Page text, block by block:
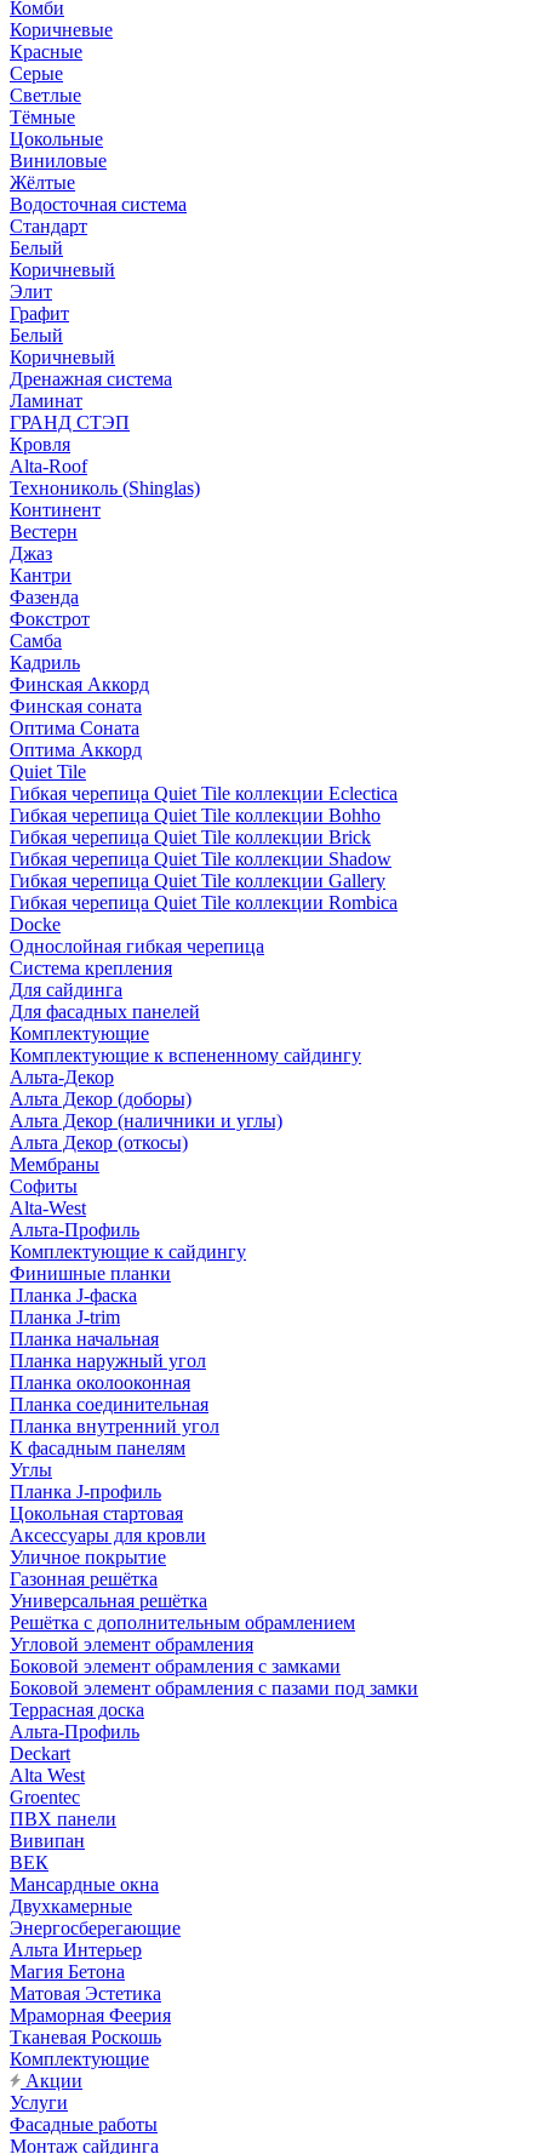
Комби
Коричневые
Красные
Серые
Светлые
Тёмные
Цокольные
Виниловые
Жёлтые
Водосточная система
Стандарт
Белый
Коричневый
Элит
Графит
Белый
Коричневый
Дренажная система
Ламинат
ГРАНД СТЭП
Кровля
Alta-Roof
Технониколь (Shinglas)
Континент
Вестерн
Джаз
Кантри
Фазенда
Фокстрот
Самба
Кадриль
Финская Аккорд
Финская соната
Оптима Соната
Оптима Аккорд
Quiet Tile
Гибкая черепица Quiet Tile коллекции Eclectica
Гибкая черепица Quiet Tile коллекции Bohho
Гибкая черепица Quiet Tile коллекции Brick
Гибкая черепица Quiet Tile коллекции Shadow
Гибкая черепица Quiet Tile коллекции Gallery
Гибкая черепица Quiet Tile коллекции Rombica
Docke
Однослойная гибкая черепица
Система крепления
Для сайдинга
Для фасадных панелей
Комплектующие
Комплектующие к вспененному сайдингу
Альта-Декор
Альта Декор (доборы)
Альта Декор (наличники и углы)
Альта Декор (откосы)
Мембраны
Софиты
Alta-West
Альта-Профиль
Комплектующие к сайдингу
Финишные планки
Планка J-фаска
Планка J-trim
Планка начальная
Планка наружный угол
Планка околооконная
Планка соединительная
Планка внутренний угол
К фасадным панелям
Углы
Планка J-профиль
Цокольная стартовая
Аксессуары для кровли
Уличное покрытие
Газонная решётка
Универсальная решётка
Решётка с дополнительным обрамлением
Угловой элемент обрамления
Боковой элемент обрамления с замками
Боковой элемент обрамления с пазами под замки
Террасная доска
Альта-Профиль
Deckart
Alta West
Groentec
ПВХ панели
Вивипан
ВЕК
Мансардные окна
Двухкамерные
Энергосберегающие
Альта Интерьер
Магия Бетона
Матовая Эстетика
Мраморная Феерия
Тканевая Роскошь
Комплектующие
Акции
Услуги
Фасадные работы
Монтаж сайдинга